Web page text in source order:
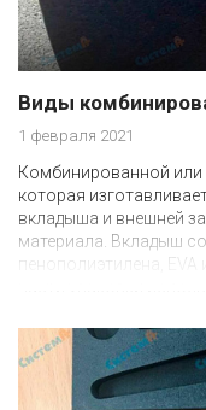
Виды
1 февраля 2021
Комбинированной или
которая
вкладыша и внешней
материала. Вкладыш
пенополиэтилена, EVA
синтетические сумки,